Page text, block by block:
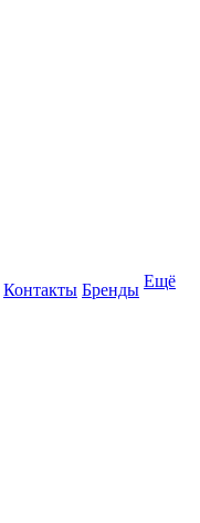
Контакты Бренды Ещё